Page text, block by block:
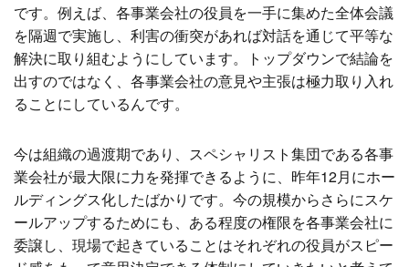
です。例えば、各事業会社の役員を一手に集めた全体会議
を隔週で実施し、利害の衝突があれば対話を通じて平等な
解決に取り組むようにしています。トップダウンで結論を
出すのではなく、各事業会社の意見や主張は極力取り入れ
ることにしているんです。
今は組織の過渡期であり、スペシャリスト集団である各事
業会社が最大限に力を発揮できるように、昨年12月にホー
ルディングス化したばかりです。今の規模からさらにスケ
ールアップするためにも、ある程度の権限を各事業会社に
委譲し、現場で起きていることはそれぞれの役員がスピー